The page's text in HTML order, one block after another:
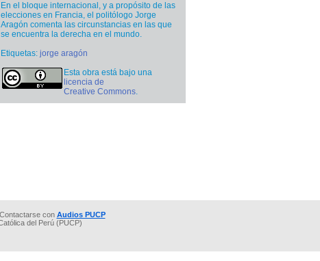
En el bloque internacional, y a propósito de las
elecciones en Francia, el politólogo Jorge
Aragón comenta las circunstancias en las que
se encuentra la derecha en el mundo.
Etiquetas: jorge aragón
Esta obra está bajo una
licencia de
Creative Commons.
con Audios PUCP
del Perú (PUCP)